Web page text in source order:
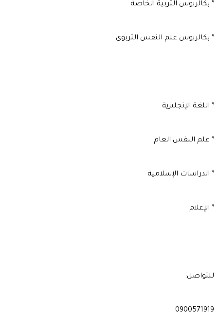
* بكالريوس التربية الخاصة
* بكالريوس علم النفس التربوي
* اللغة الإنجليزية
* علم النفس العام
* الدراسات الإسلامية
* الإعلام
للتواصل:
0900571919